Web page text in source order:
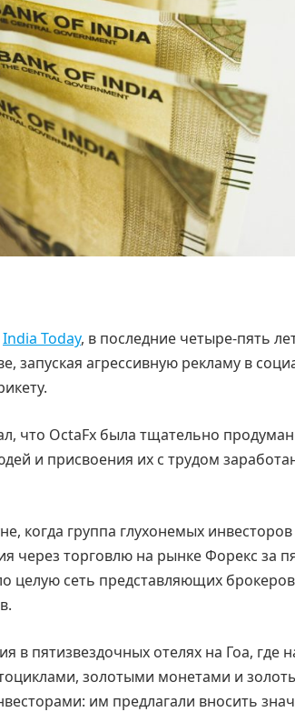
India Today, в последние четыре-пять
агрессивную рекламу в
что OctaFx была тщательно
и присвоения их с трудом
когда группа глухонемых
торговлю на рынке Форекс за
целую сеть представляющих
пятизвездочных отелях на Гоа, где
золотыми монетами и
им предлагали вносить